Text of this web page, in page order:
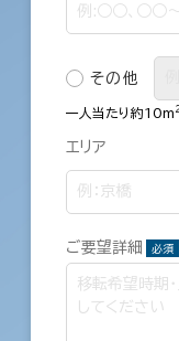
その他
一人当たり約10m
エリア
ご要望詳細 必須